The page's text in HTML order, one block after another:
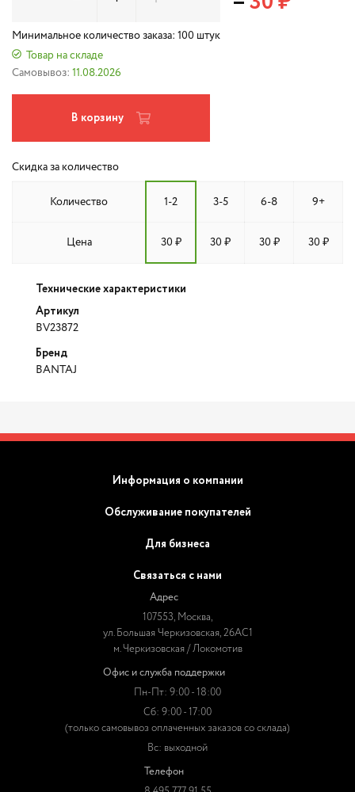
Минимальное количество заказа: 100 штук
Товар на складе
Самовывоз: 11.08.2026
В корзину
Скидка за количество
Количество 1-2 3-5 6-8 9+
Цена 30 ₽ 30 ₽ 30 ₽ 30 ₽
Технические характеристики
Артикул
BV23872
Бренд
BANTAJ
Информация о компании
Обслуживание покупателей
Для бизнеса
Связаться с нами
Адрес
107553, Москва,
ул. Большая Черкизовская, 26АС1
м. Черкизовская / Локомотив
Офис и служба поддержки
Пн-Пт: 9:00 - 18:00
Сб: 9:00 - 17:00
(только самовывоз оплаченных заказов со склада)
Вс: выходной
Телефон